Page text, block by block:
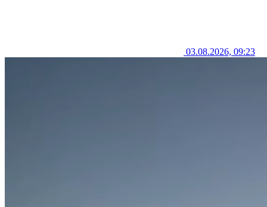
03.08.2026, 09:23